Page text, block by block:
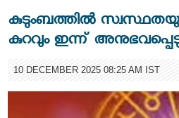
കുടുംബത്തിൽ
കുറവും ഇന്ന്
10 DECEMBER 2025 08:25 AM IST